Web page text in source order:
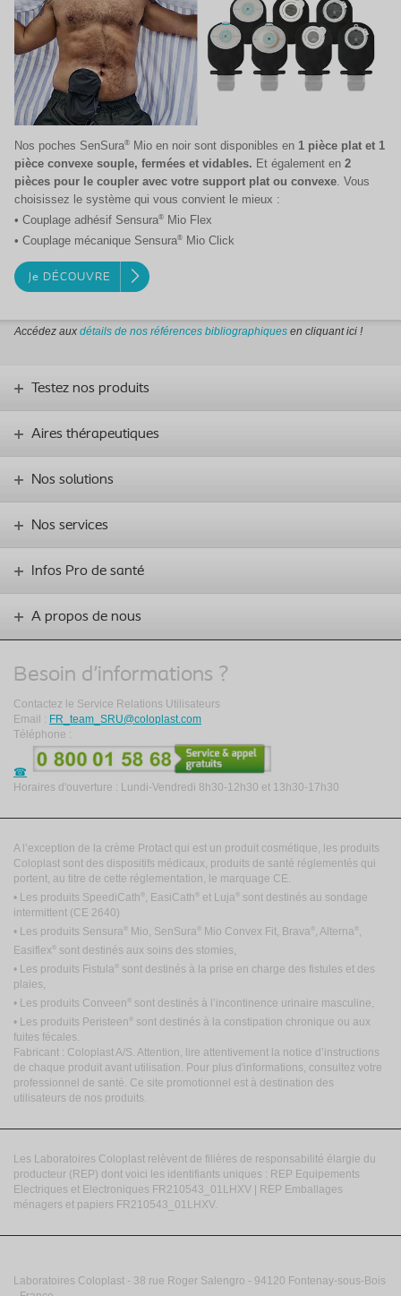
Nos poches SenSura® Mio en noir sont disponibles en 1 pièce plat et 1
pièce convexe souple, fermées et vidables. Et également en 2
pièces pour le coupler avec votre support plat ou convexe . Vous
choisissez le système qui vous convient le mieux :
• Couplage adhésif Sensura®
Mio Flex
• Couplage mécanique Sensura® Mio Click
Je DÉCOUVRE
Accédez aux détails de nos références bibliographiques en cliquant ici !
Testez nos produits
Aires thérapeutiques
Nos solutions
Nos services
Infos Pro de santé
A propos de nous
Besoin d'informations ?
Contactez le Service Relations Utilisateurs
Email : FR_team_SRU@coloplast.com
Téléphone :
Horaires d'ouverture : Lundi-Vendredi 8h30-12h30 et 13h30-17h30
A l’exception de la crème Protact qui est un produit cosmétique, les produits
Coloplast sont des dispositifs médicaux, produits de santé réglementés qui
portent, au titre de cette réglementation, le marquage CE.
• Les produits SpeediCath ® , EasiCath ® et Luja ®
sont destinés au sondage
intermittent (CE 2640)
• Les produits Sensura ® Mio, SenSura ® Mio Convex Fit, Brava ® , Alterna ® ,
Easiflex ®
sont destinés aux soins des stomies,
• Les produits Fistula ®
sont destinés à la prise en charge des fistules et des
plaies,
• Les produits Conveen ®
sont destinés à l’incontinence urinaire masculine,
• Les produits Peristeen ®
sont destinés à la constipation chronique ou aux
fuites fécales.
Fabricant : Coloplast A/S. Attention, lire attentivement la notice d’instructions
de chaque produit avant utilisation. Pour plus d'informations, consultez votre
professionnel de santé. Ce site promotionnel est à destination des
utilisateurs de nos produits.
Les Laboratoires Coloplast relèvent de filières de responsabilité élargie du
producteur (REP) dont voici les identifiants uniques : REP Equipements
Electriques et Electroniques FR210543_01LHXV | REP Emballages
ménagers et papiers FR210543_01LHXV.
Laboratoires Coloplast - 38 rue Roger Salengro - 94120 Fontenay-sous-Bois